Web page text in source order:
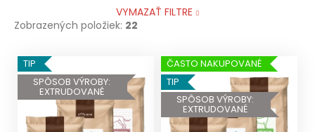
VYMAZAŤ FILTRE
Zobrazených položiek: 22
V
ý
p
TIP
SPÔSOB VÝROBY:
EXTRUDOVANÉ
ČASTO NAKUPOVANÉ
TIP
SPÔSOB VÝROBY:
EXTRUDOVANÉ